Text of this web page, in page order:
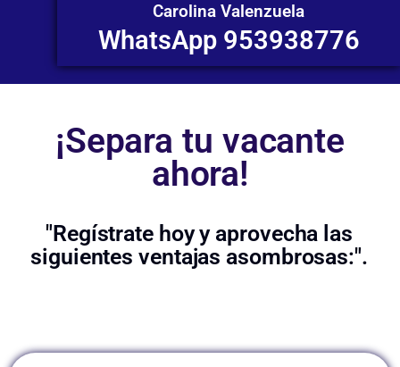
Carolina Valenzuela
WhatsApp 953938776
¡Separa tu vacante
ahora!
"Regístrate hoy y aprovecha las
siguientes ventajas asombrosas:".